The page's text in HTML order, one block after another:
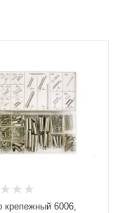
крепежный 6006,